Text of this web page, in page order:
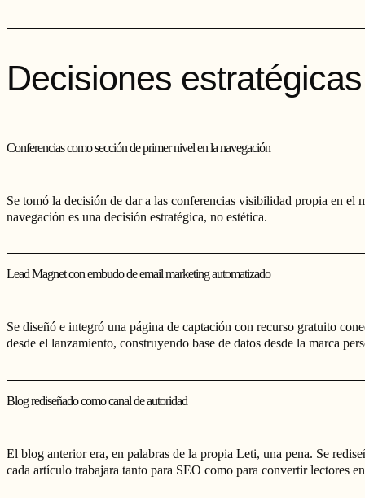
Decisiones
Conferencias como sección de primer nivel en la navegación
Se tomó la decisión de dar a las conferencias visibilidad propia en el
navegación es una decisión estratégica, no estética.
Lead Magnet con embudo de email marketing automatizado
Se diseñó e integró una página de captación con recurso gratuito
desde el lanzamiento, construyendo base de datos desde la marca
Blog rediseñado como canal de autoridad
El blog anterior era, en palabras de la propia Leti, una pena. Se
cada artículo trabajara tanto para SEO como para convertir lectores